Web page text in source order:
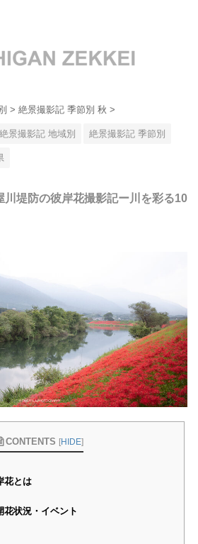
> 絶景撮影記 季節別 秋 >
絶景撮影記 地域別 絶景撮影記 季節別
川堤防の彼岸花撮影記ー川を彩る10
CONTENTS [HIDE]
花とは
花状況・イベント